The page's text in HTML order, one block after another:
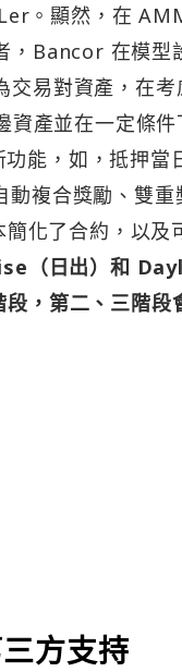
。顯然，在
，Bancor 在模型
易對資產，在
資產並在一定條
能，如，抵押當
複合獎勵、雙重
化了合約，以及
（日出）和
，第二、三階段
方支持